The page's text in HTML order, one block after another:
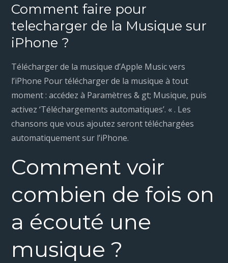
Comment faire pour
telecharger de la Musique sur
iPhone ?
Télécharger de la musique d’Apple Music vers
l’iPhone Pour télécharger de la musique à tout
moment : accédez à Paramètres & gt; Musique, puis
activez ‘Téléchargements automatiques’. « . Les
chansons que vous ajoutez seront téléchargées
automatiquement sur l’iPhone.
Comment voir
combien de fois on
a écouté une
musique ?